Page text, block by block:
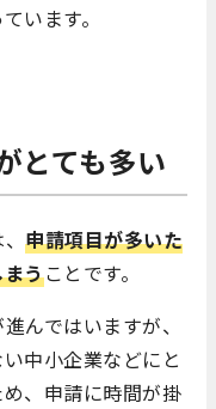
います。
とても多い
申請項目が多いた
うことです。
んではいますが、
中小企業などにと
、申請に時間が掛